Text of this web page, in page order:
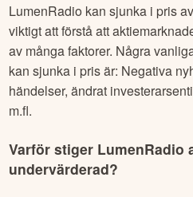
LumenRadio kan sjunka i pris
viktigt att förstå att
av många faktorer. Några
kan sjunka i pris är: Negativa
händelser, ändrat
m.fl.
Varför stiger LumenRadio
undervärderad?